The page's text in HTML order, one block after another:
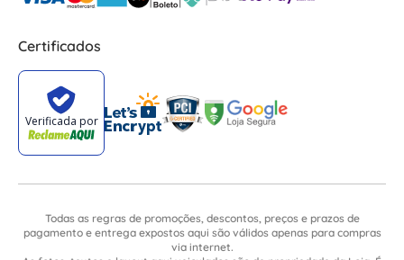
Certificados
Todas as regras de promoções, descontos, preços e prazos de
pagamento e entrega expostos aqui são válidos apenas para compras
via internet.